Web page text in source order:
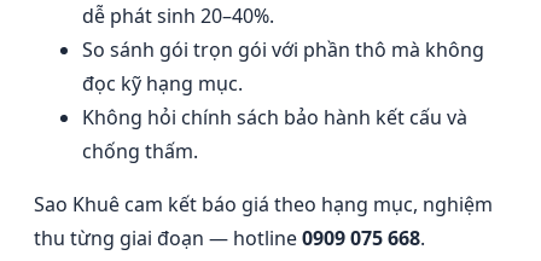
dễ phát sinh 20–40%.
So sánh gói trọn gói với phần thô mà không
đọc kỹ hạng mục.
Không hỏi chính sách bảo hành kết cấu và
chống thấm.
Sao Khuê cam kết báo giá theo hạng mục, nghiệm
thu từng giai đoạn — hotline0909 075 668.